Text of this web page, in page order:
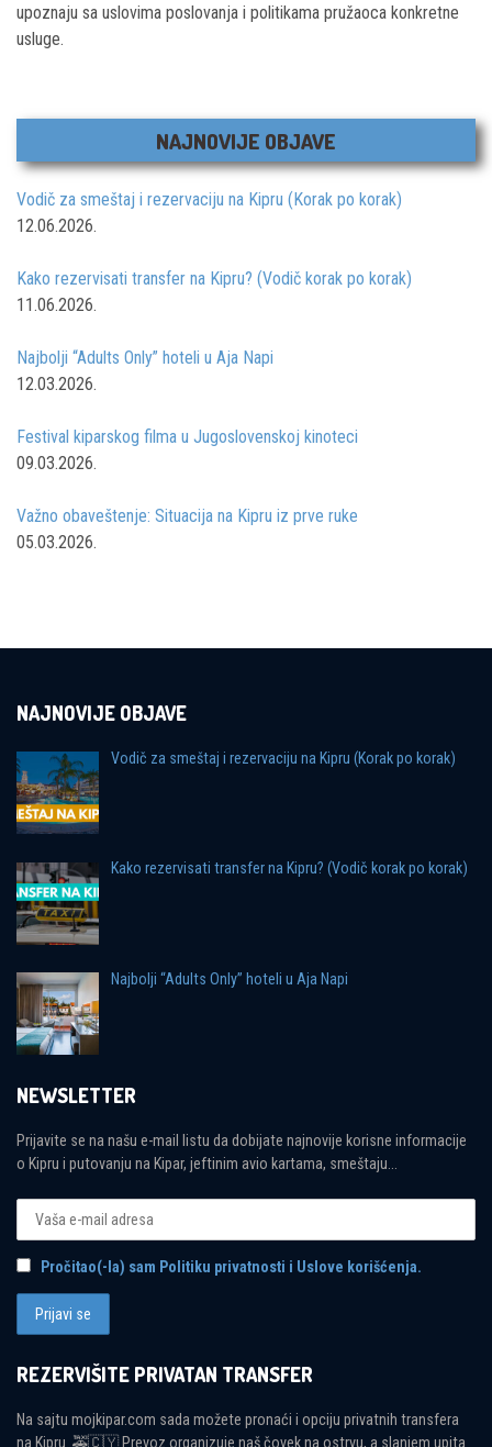
upoznaju sa uslovima poslovanja i politikama pružaoca konkretne
usluge.
NAJNOVIJE OBJAVE
Vodič za smeštaj i rezervaciju na Kipru (Korak po korak)
12.06.2026.
Kako rezervisati transfer na Kipru? (Vodič korak po korak)
11.06.2026.
Najbolji “Adults Only” hoteli u Aja Napi
12.03.2026.
Festival kiparskog filma u Jugoslovenskoj kinoteci
09.03.2026.
Važno obaveštenje: Situacija na Kipru iz prve ruke
05.03.2026.
NAJNOVIJE OBJAVE
Vodič za smeštaj i rezervaciju na Kipru (Korak po korak)
Kako rezervisati transfer na Kipru? (Vodič korak po korak)
Najbolji “Adults Only” hoteli u Aja Napi
NEWSLETTER
Prijavite se na našu e-mail listu da dobijate najnovije korisne informacije
o Kipru i putovanju na Kipar, jeftinim avio kartama, smeštaju...
Pročitao(-la) sam Politiku privatnosti i Uslove korišćenja.
REZERVIŠITE PRIVATAN TRANSFER
Na sajtu mojkipar.com sada možete pronaći i opciju privatnih transfera
na Kipru. 🚕🇨🇾 Prevoz organizuje naš čovek na ostrvu, a slanjem upita